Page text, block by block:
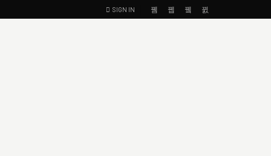
SIGN IN